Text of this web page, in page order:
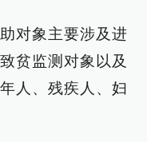
对象主要涉及进
贫监测对象以及
人、残疾人、妇